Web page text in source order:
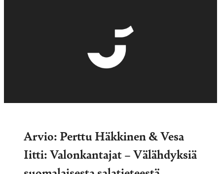
Arvio: Perttu Häkkinen & Vesa
Iitti: Valonkantajat – Välähdyksiä